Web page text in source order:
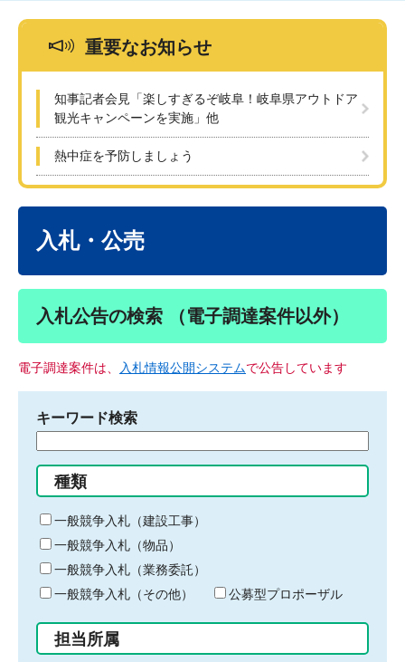
重要なお知らせ
知事記者会見「楽しすぎるぞ岐阜！岐阜県アウトドア
観光キャンペーンを実施」他
熱中症を予防しましょう
入札・公売
入札公告の検索 （電子調達案件以外）
電子調達案件は、 入札情報公開システムで公告しています
キーワード検索
る
キ
ー
ワ
ー
ド
入
力
種類
一般競争入札（建設工事）
一般競争入札（物品）
一般競争入札（業務委託）
一般競争入札（その他）
公募型プロポーザル
担当所属